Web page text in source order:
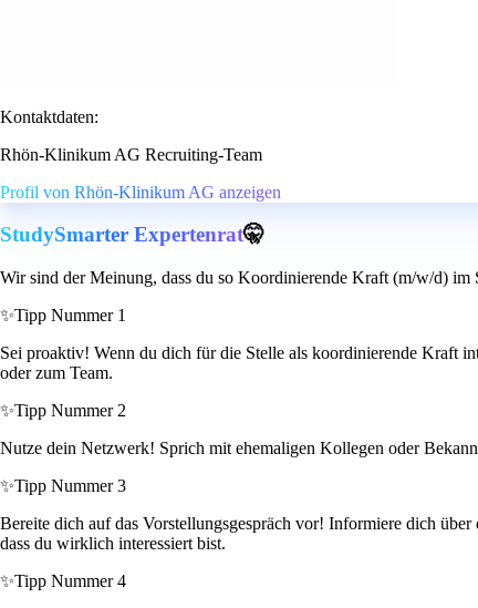
Kontaktdaten:
Rhön-Klinikum AG Recruiting-Team
Profil von Rhön-Klinikum AG anzeigen
StudySmarter Expertenrat🤫
Wir sind der Meinung, dass du so Koordinierende Kraft (m/w/d) im
✨Tipp Nummer 1
Sei proaktiv! Wenn du dich für die Stelle als koordinierende Kraft
oder zum Team.
✨Tipp Nummer 2
Nutze dein Netzwerk! Sprich mit ehemaligen Kollegen oder
✨Tipp Nummer 3
Bereite dich auf das Vorstellungsgespräch vor! Informiere dich
dass du wirklich interessiert bist.
✨Tipp Nummer 4